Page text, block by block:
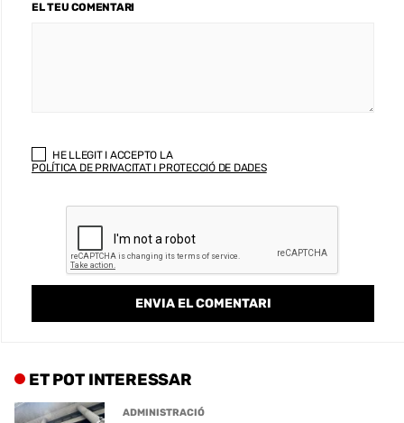
EL TEU COMENTARI
HE LLEGIT I ACCEPTO LA
POLÍTICA DE PRIVACITAT I PROTECCIÓ DE DADES
ET POT INTERESSAR
ADMINISTRACIÓ